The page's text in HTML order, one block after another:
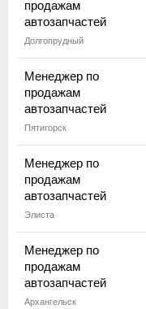
продажам
автозапчастей
Долгопрудный
Менеджер по
продажам
автозапчастей
Пятигорск
Менеджер по
продажам
автозапчастей
Элиста
Менеджер по
продажам
автозапчастей
Архангельск